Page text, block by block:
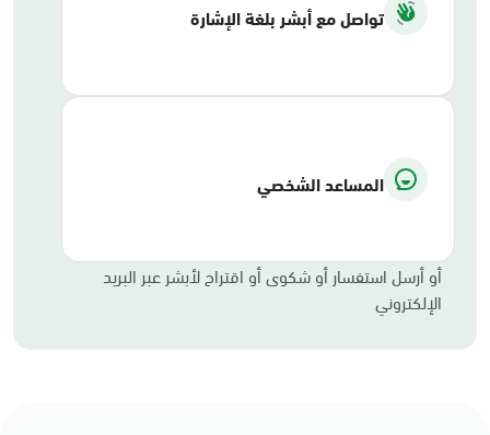
تواصل مع أبشر بلغة الإشارة
المساعد الشخصي
أو أرسل استفسار أو شكوى أو اقتراح لأبشر عبر البريد
الإلكتروني